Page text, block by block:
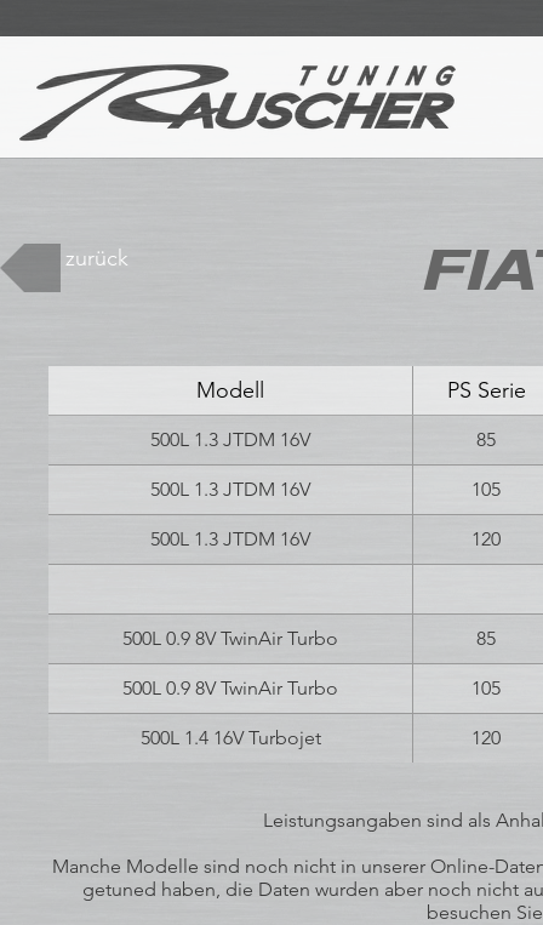
Modell PS Serie
500L 1.3 JTDM 16V 85
500L 1.3 JTDM 16V 105
500L 1.3 JTDM 16V 120
500L 0.9 8V TwinAir Turbo 85
500L 0.9 8V TwinAir Turbo 105
500L 1.4 16V Turbojet 120
Leistungsangaben sind als
Manche Modelle sind noch nicht in unserer Online-
getuned haben, die Daten wurden aber noch nicht
besuchen
zurück